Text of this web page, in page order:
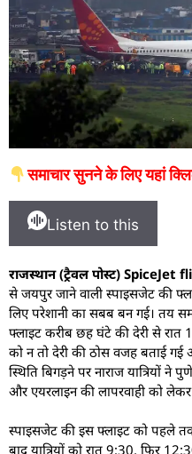
समाचार सुनने के लिए यहां
Listen to this
राजस्थान (ट्रैवल पोस्ट)
से जयपुर जाने वाली स्पाइसजेट की
लिए परेशानी का सबब बन गई। तय
फ्लाइट करीब छह घंटे की देरी से रात
को न तो देरी की ठोस वजह बताई गई
स्थिति बिगड़ने पर नाराज यात्रियों ने
और एयरलाइन की लापरवाही को लेकर
स्पाइसजेट की इस फ्लाइट को पहले
बाद यात्रियों को रात 9:30, फिर